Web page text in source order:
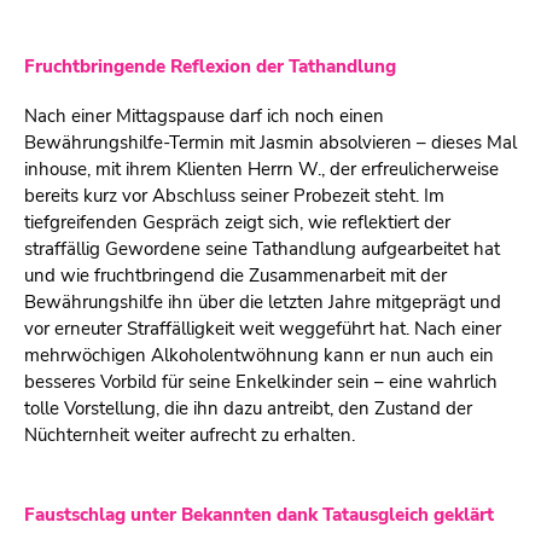
Fruchtbringende Reflexion der Tathandlung
Nach einer Mittagspause darf ich noch einen
Bewährungshilfe-Termin mit Jasmin absolvieren – dieses Mal
inhouse, mit ihrem Klienten Herrn W., der erfreulicherweise
bereits kurz vor Abschluss seiner Probezeit steht. Im
tiefgreifenden Gespräch zeigt sich, wie reflektiert der
straffällig Gewordene seine Tathandlung aufgearbeitet hat
und wie fruchtbringend die Zusammenarbeit mit der
Bewährungshilfe ihn über die letzten Jahre mitgeprägt und
vor erneuter Straffälligkeit weit weggeführt hat. Nach einer
mehrwöchigen Alkoholentwöhnung kann er nun auch ein
besseres Vorbild für seine Enkelkinder sein – eine wahrlich
tolle Vorstellung, die ihn dazu antreibt, den Zustand der
Nüchternheit weiter aufrecht zu erhalten.
Faustschlag unter Bekannten dank Tatausgleich geklärt